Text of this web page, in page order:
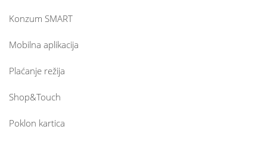
Konzum SMART
Mobilna aplikacija
Plaćanje režija
Shop&Touch
Poklon kartica